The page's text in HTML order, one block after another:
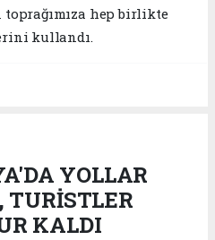
hep birlikte
kullandı.
YOLLAR
KALDI